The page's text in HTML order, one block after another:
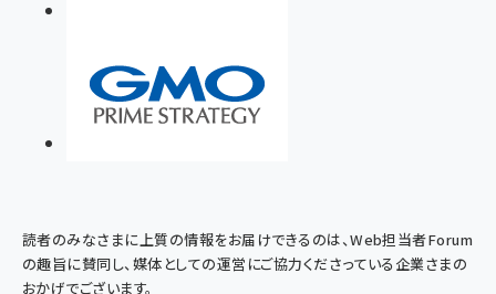
読者のみなさまに上質の情報をお届けできるのは、Web担当者Forum
の趣旨に賛同し、媒体としての運営にご協力くださっている企業さまの
おかげでございます。